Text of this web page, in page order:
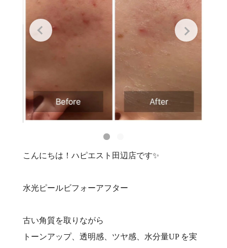
こんにちは！ハピエスト田辺店です✨
水光ピールビフォーアフター
古い角質を取りながら
トーンアップ、透明感、ツヤ感、水分量UP を実